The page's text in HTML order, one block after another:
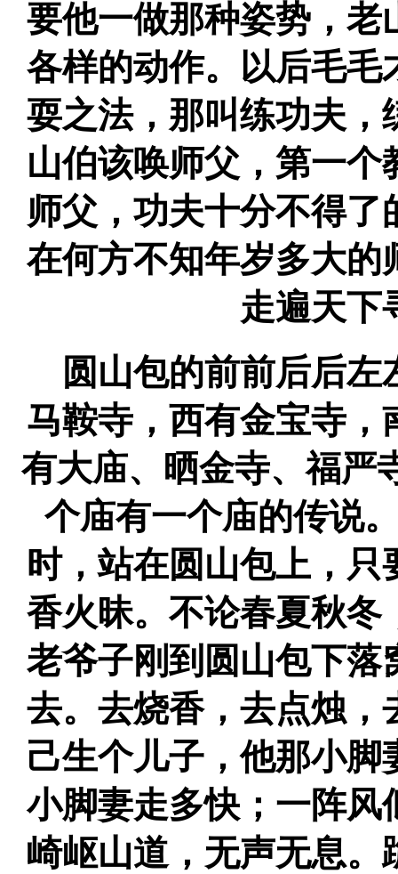
要他一做那种姿势，老
各样的动作。以后毛毛
耍之法，那叫练功夫，
山伯该唤师父，第一
师父，功夫十分不得
在何方不知年岁多大的
走遍天下
圆山包的前前后后左
马鞍寺，西有金宝寺
有大庙、晒金寺、福严
个庙有一个庙的传说
时，站在圆山包上，
香火昧。不论春夏秋冬
老爷子刚到圆山包下落
去。去烧香，去点烛，
己生个儿子，他那小
小脚妻走多快；一阵风
崎岖山道，无声无息